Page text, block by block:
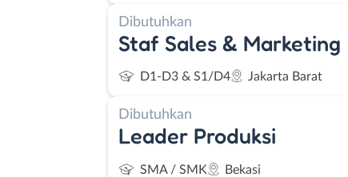
Dibutuhkan
Staf Sales & Marketing
D1-D3 & S1/D4 Jakarta Barat
Dibutuhkan
Leader Produksi
SMA / SMK Bekasi